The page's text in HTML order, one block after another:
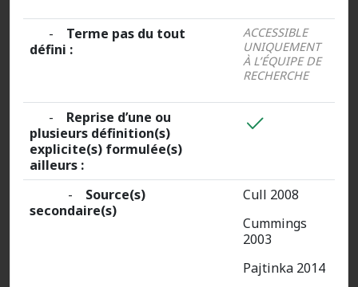
- Terme pas du tout
défini :
ACCESSIBLE
UNIQUEMENT
À L’ÉQUIPE DE
RECHERCHE
- Reprise d’une ou
plusieurs définition(s)
explicite(s) formulée(s)
ailleurs :
- Source(s)
secondaire(s)
Cull 2008
Cummings
2003
Pajtinka 2014